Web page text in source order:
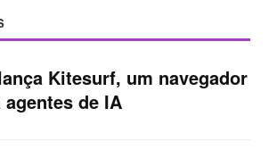
Kitesurf, um navegador
de IA